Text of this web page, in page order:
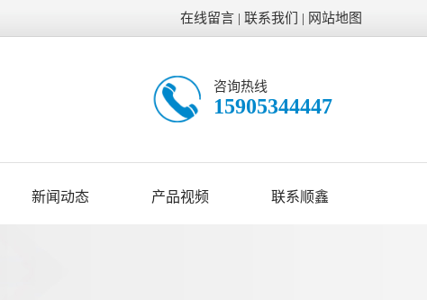
在线留言 | 联系我们 | 网站地图
咨询热线
15905344447
新闻动态 产品视频 联系顺鑫